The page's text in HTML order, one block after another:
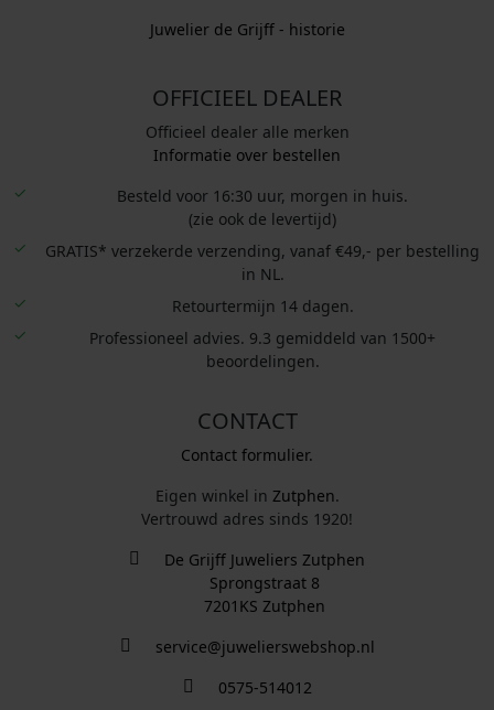
Juwelier de Grijff - historie
OFFICIEEL DEALER
Officieel dealer alle merken
Informatie over bestellen
Besteld voor 16:30 uur, morgen in huis.
(zie ook de levertijd)
GRATIS* verzekerde verzending, vanaf €49,- per bestelling
in NL.
Retourtermijn 14 dagen.
Professioneel advies. 9.3 gemiddeld van 1500+
beoordelingen.
CONTACT
Contact formulier.
Eigen winkel in Zutphen.
Vertrouwd adres sinds 1920!
De Grijff Juweliers Zutphen
Sprongstraat 8
7201KS Zutphen
service@juwelierswebshop.nl
0575-514012